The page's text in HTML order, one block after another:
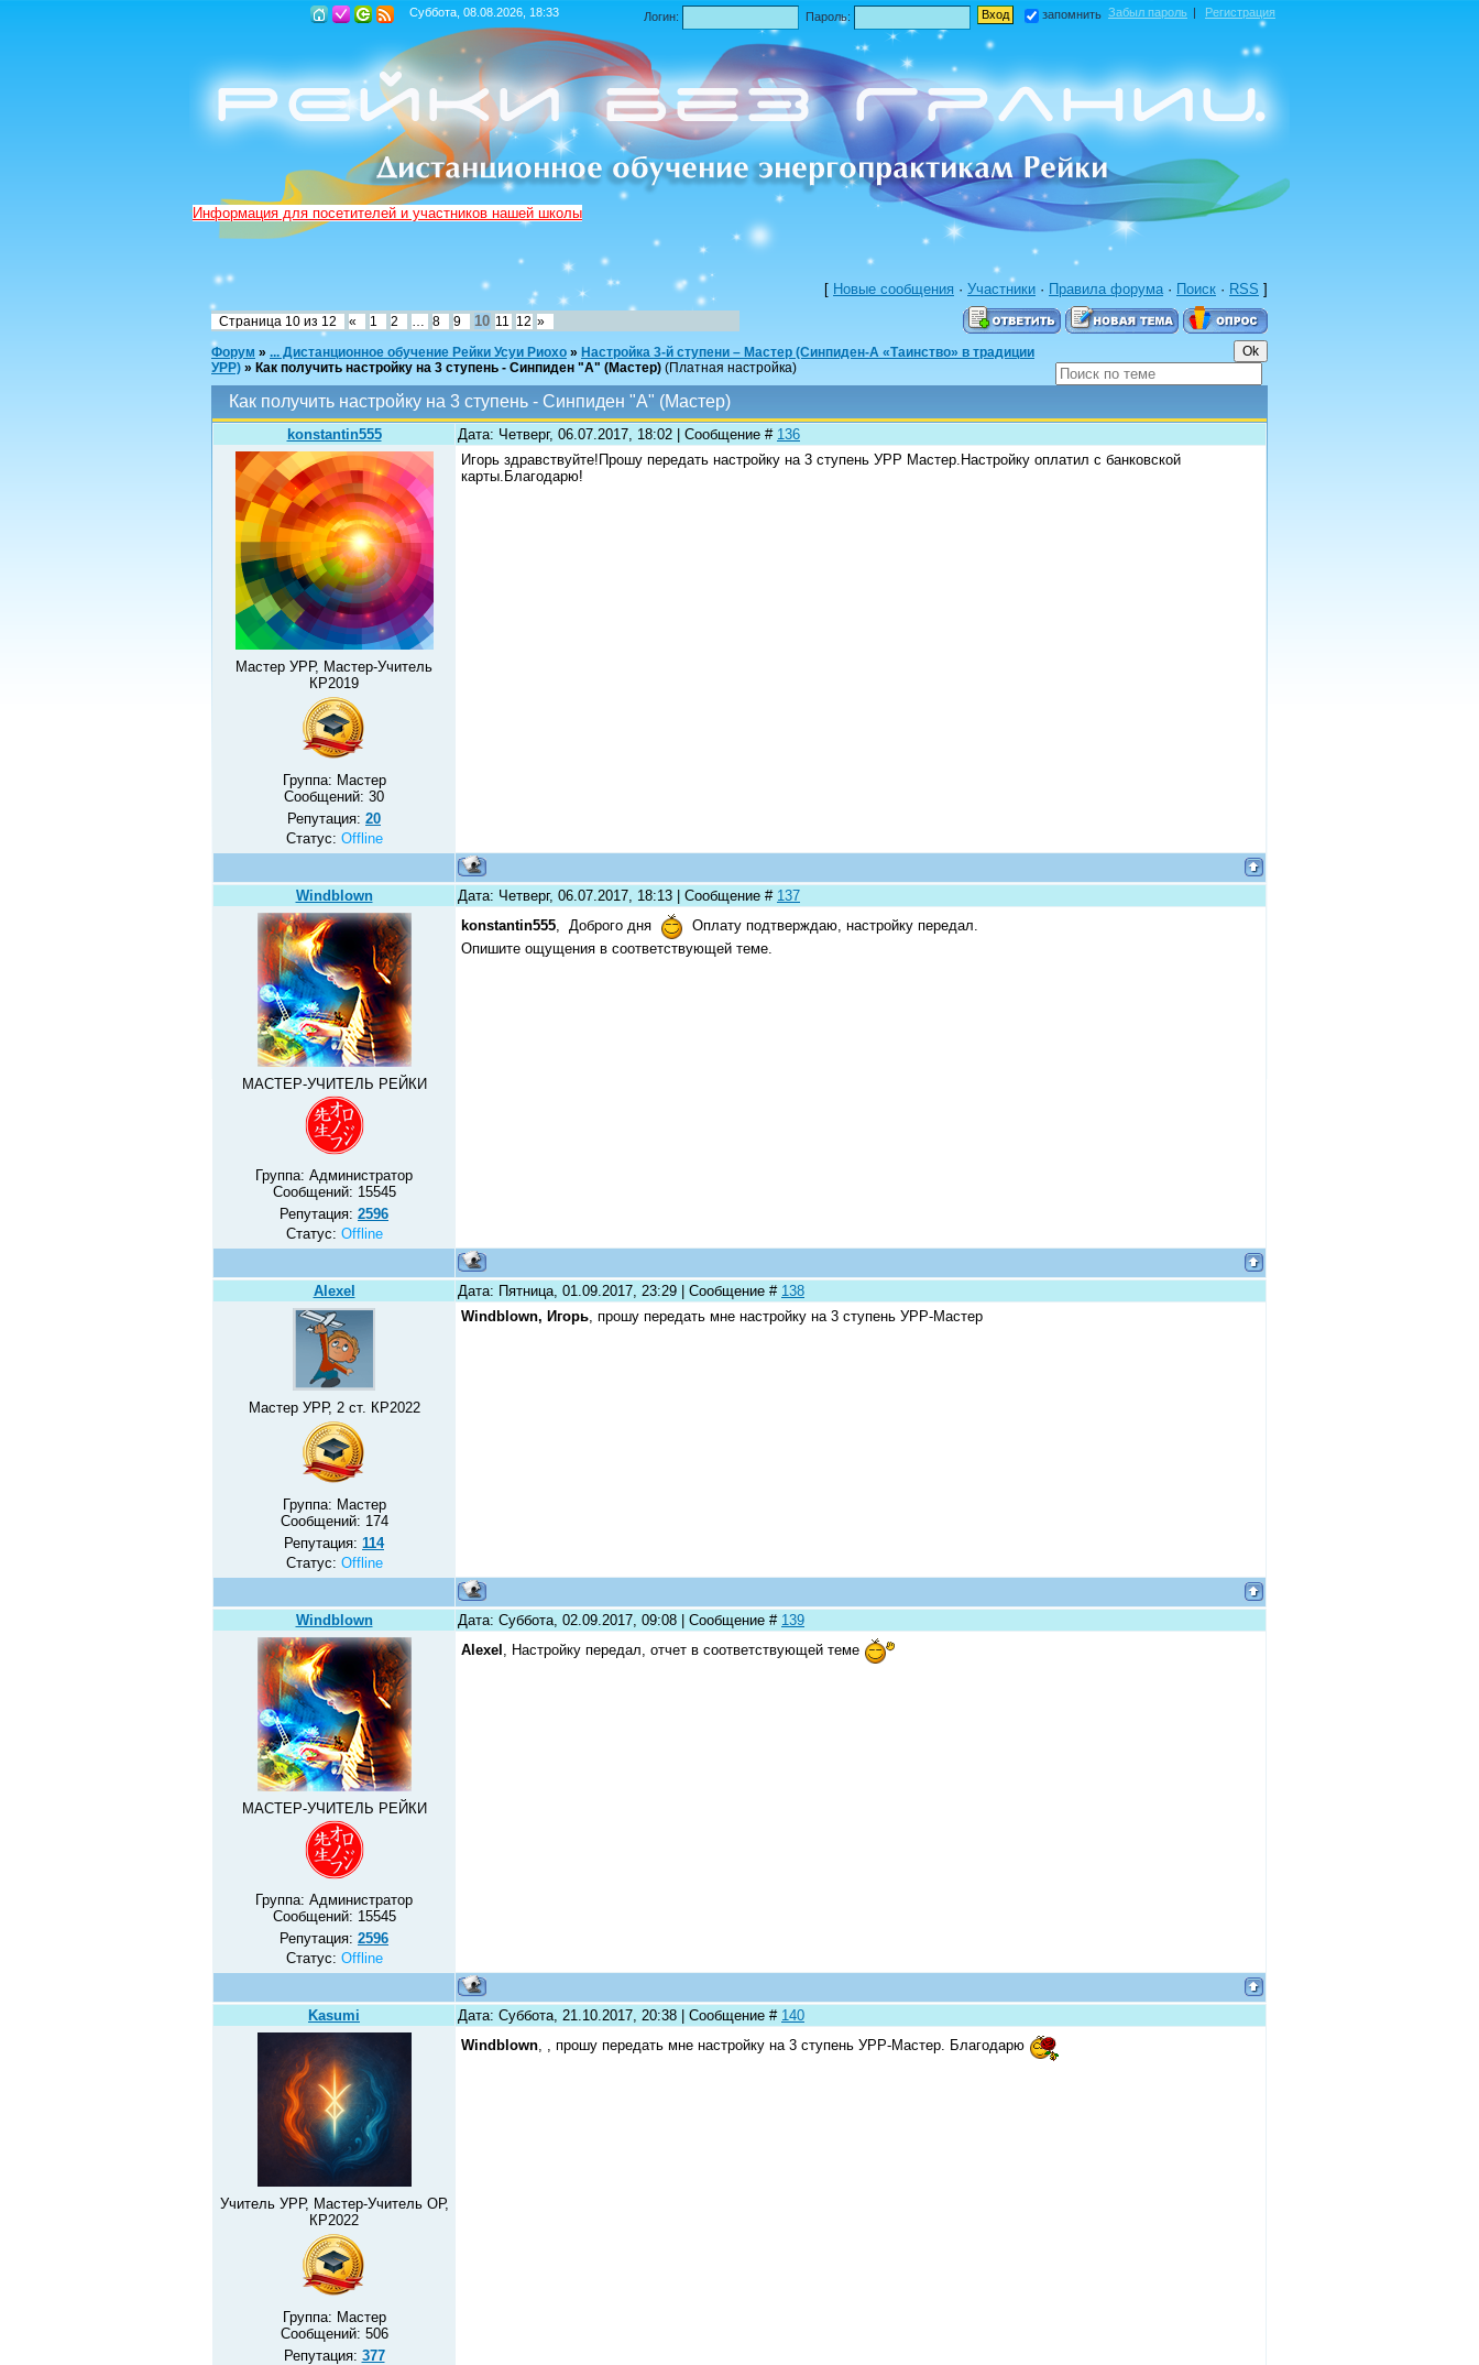
Суббота, 08.08.2026, 18:33 Логин: Пароль: запомнить Забыл пароль | Регистрация
Информация для посетителей и участников нашей школы
[ Новые сообщения · Участники · Правила форума · Поиск · RSS ]
Страница 10 из 12 « 1 2 8 9 10 11 12 »
Форум » ... Дистанционное обучение Рейки Усуи Риохо » Настройка 3-й ступени – Мастер (Синпиден-А «Таинство» в традиции
УРР) » Как получить настройку на 3 ступень - Синпиден "А" (Мастер) (Платная настройка)
Как получить настройку на 3 ступень - Синпиден "А" (Мастер)
konstantin555 Дата: Четверг, 06.07.2017, 18:02 | Сообщение # 136
Мастер УРР, Мастер-Учитель
КР2019
Группа: Мастер
Сообщений: 30
Репутация: 20
Статус: Offline
Игорь здравствуйте!Прошу передать настройку на 3 ступень УРР Мастер.Настройку оплатил с банковской
карты.Благодарю!
Windblown Дата: Четверг, 06.07.2017, 18:13 | Сообщение # 137
МАСТЕР-УЧИТЕЛЬ РЕЙКИ
Группа: Администратор
Сообщений: 15545
Репутация: 2596
Статус: Offline
konstantin555 , Доброго дня
Оплату подтверждаю, настройку передал.
Опишите ощущения в соответствующей теме.
Alexel Дата: Пятница, 01.09.2017, 23:29 | Сообщение # 138
Мастер УРР, 2 ст. КР2022
Группа: Мастер
Сообщений: 174
Репутация: 114
Статус: Offline
Windblown, Игорь , прошу передать мне настройку на 3 ступень УРР-Мастер
Windblown Дата: Суббота, 02.09.2017, 09:08 | Сообщение # 139
МАСТЕР-УЧИТЕЛЬ РЕЙКИ
Группа: Администратор
Сообщений: 15545
Репутация: 2596
Статус: Offline
Alexel , Настройку передал, отчет в соответствующей теме
Kasumi Дата: Суббота, 21.10.2017, 20:38 | Сообщение # 140
Учитель УРР, Мастер-Учитель ОР,
КР2022
Группа: Мастер
Сообщений: 506
Репутация: 377
Windblown, , прошу передать мне настройку на 3 ступень УРР-Мастер. Благодарю